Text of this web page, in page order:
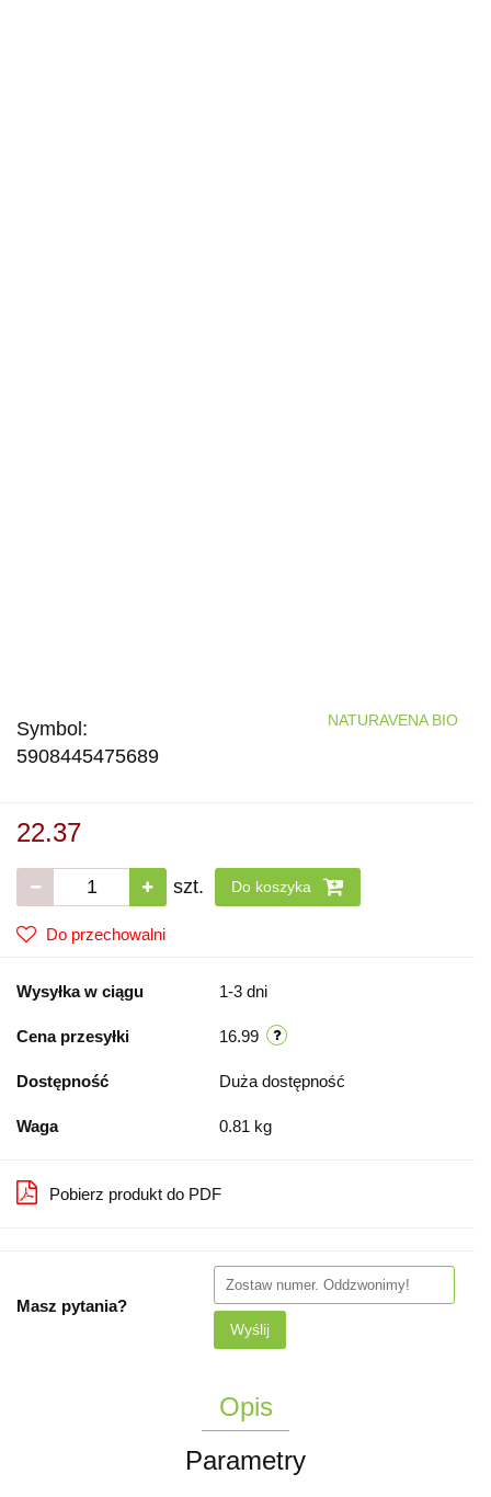
Symbol:
5908445475689
NATURAVENA BIO
22.37
szt. Do koszyka
Do przechowalni
Wysyłka w ciągu 1-3 dni
Cena przesyłki 16.99
Dostępność Duża dostępność
Waga 0.81 kg
Pobierz produkt do PDF
Masz pytania?
Wyślij
Opis
Parametry